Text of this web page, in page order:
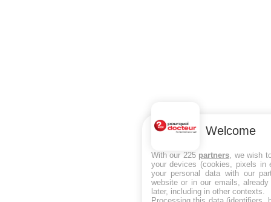
Welcome
With our 225 partners , we wish
your devices (cookies, pixels in
your personal data with our
website or in our emails,
later, including in other contexts.
Processing this data (identifiers,